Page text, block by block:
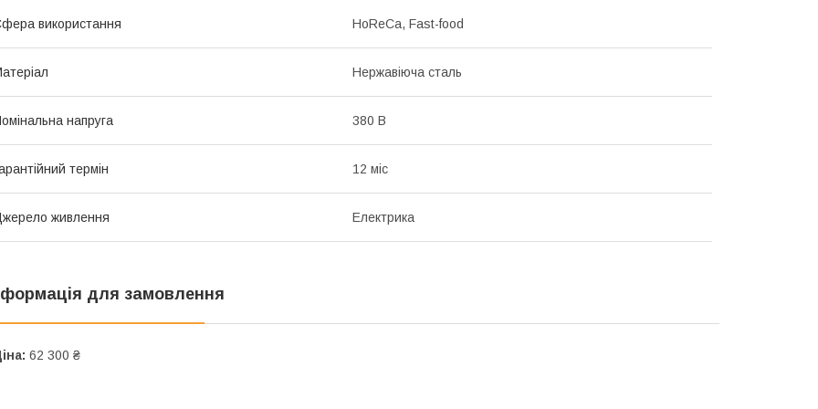
використання HoReCa, Fast-food
Нержавіюча сталь
напруга 380 В
термін 12 міс
живлення Електрика
для замовлення
62 300 ₴